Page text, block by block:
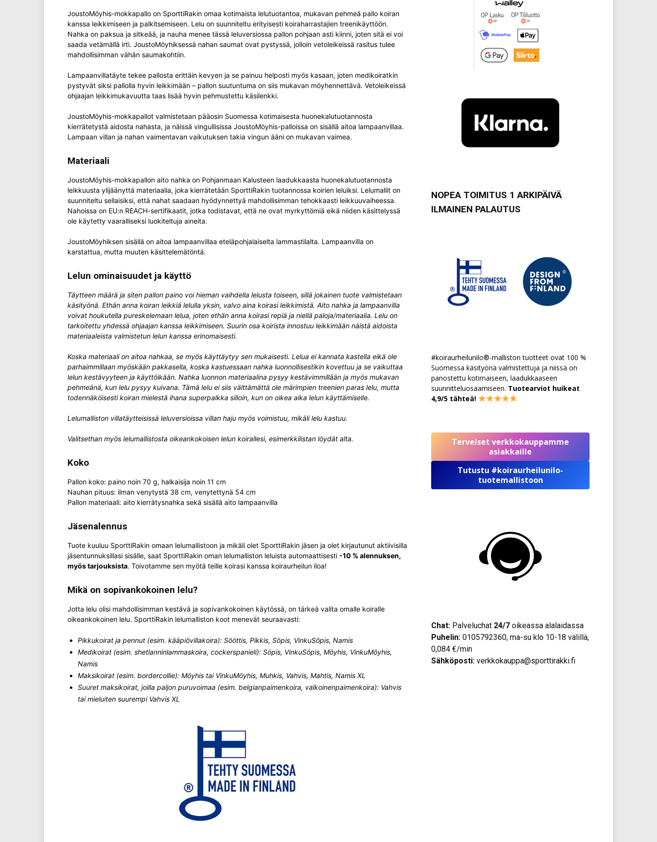
JoustoMöyhis-mokkapallo on SporttiRakin omaa kotimaista lelutuotantoa, mukavan pehmeä pallo koiran
kanssa leikkimiseen ja palkitsemiseen. Lelu on suunniteltu erityisesti koiraharrastajien treenikäyttöön.
Nahka on paksua ja sitkeää, ja nauha menee tässä leluversiossa pallon pohjaan asti kiinni, joten sitä ei voi
saada vetämällä irti. JoustoMöyhiksessä nahan saumat ovat pystyssä, jolloin vetoleikeissä rasitus tulee
mahdollisimman vähän saumakohtiin.
Lampaanvillatäyte tekee pallosta erittäin kevyen ja se painuu helposti myös kasaan, joten medikoiratkin
pystyvät siksi pallolla hyvin leikkimään – pallon suutuntuma on siis mukavan möyhennettävä. Vetoleikeissä
ohjaajan leikkimukavuutta taas lisää hyvin pehmustettu käsilenkki.
JoustoMöyhis-mokkapallot valmistetaan pääosin Suomessa kotimaisesta huonekalutuotannosta
kierrätetystä aidosta nahasta, ja näissä vingullisissa JoustoMöyhis-palloissa on sisällä aitoa lampaanvillaa.
Lampaan villan ja nahan vaimentavan vaikutuksen takia vingun ääni on mukavan vaimea.
Materiaali
JoustoMöyhis-mokkapallon aito nahka on Pohjanmaan Kalusteen laadukkaasta huonekalutuotannosta
leikkuusta ylijäänyttä materiaalia, joka kierrätetään SporttiRakin tuotannossa koirien leluiksi. Lelumallit on
suunniteltu sellaisiksi, että nahat saadaan hyödynnettyä mahdollisimman tehokkaasti leikkuuvaiheessa.
Nahoissa on EU:n REACH-sertifikaatit, jotka todistavat, että ne ovat myrkyttömiä eikä niiden käsittelyssä
ole käytetty vaaralliseksi luokiteltuja aineita.
JoustoMöyhiksen sisällä on aitoa lampaanvillaa eteläpohjalaiselta lammastilalta. Lampaanvilla on
karstattua, mutta muuten käsittelemätöntä.
Lelun ominaisuudet ja käyttö
Täytteen määrä ja siten pallon paino voi hieman vaihdella lelusta toiseen, sillä jokainen tuote valmistetaan
käsityönä. Ethän anna koiran leikkiä lelulla yksin, valvo aina koirasi leikkimistä. Aito nahka ja lampaanvilla
voivat houkutella pureskelemaan lelua, joten ethän anna koirasi repiä ja niellä paloja/materiaalia. Lelu on
tarkoitettu yhdessä ohjaajan kanssa leikkimiseen. Suurin osa koirista innostuu leikkimään näistä aidoista
materiaaleista valmistetun lelun kanssa erinomaisesti.
Koska materiaali on aitoa nahkaa, se myös käyttäytyy sen mukaisesti. Lelua ei kannata kastella eikä ole
parhaimmillaan myöskään pakkasella, koska kastuessaan nahka luonnollisestikin kovettuu ja se vaikuttaa
lelun kestävyyteen ja käyttöikään. Nahka luonnon materiaalina pysyy kestävimmillään ja myös mukavan
pehmeänä, kun lelu pysyy kuivana. Tämä lelu ei siis välttämättä ole märimpien treenien paras lelu, mutta
todennäköisesti koiran mielestä ihana superpalkka silloin, kun on oikea aika lelun käyttämiselle.
Lelumalliston villatäytteisissä leluversioissa villan haju myös voimistuu, mikäli lelu kastuu.
Valitsethan myös lelumallistosta oikeankokoisen lelun koirallesi, esimerkkilistan löydät alta.
Koko
Pallon koko: paino noin 70 g, halkaisija noin 11 cm
Nauhan pituus: ilman venytystä 38 cm, venytettynä 54 cm
Pallon materiaali: aito kierrätysnahka sekä sisällä aito lampaanvilla
Jäsenalennus
Tuote kuuluu SporttiRakin omaan lelumallistoon ja mikäli olet SporttiRakin jäsen ja olet kirjautunut aktiivisilla
jäsentunnuksillasi sisälle, saat SporttiRakin oman lelumalliston leluista automaattisesti -10 % alennuksen,
myös tarjouksista. Toivotamme sen myötä teille koirasi kanssa koiraurheilun iloa!
Mikä on sopivankokoinen lelu?
Jotta lelu olisi mahdollisimman kestävä ja sopivankokoinen käytössä, on tärkeä valita omalle koiralle
oikeankokoinen lelu. SporttiRakin lelumalliston koot menevät seuraavasti:
Pikkukoirat ja pennut (esim. kääpiövillakoira): Sööttis, Pikkis, Söpis, VinkuSöpis, Namis
Medikoirat (esim. shetlanninlammaskoira, cockerspanieli): Söpis, VinkuSöpis, Möyhis, VinkuMöyhis,
Namis
Maksikoirat (esim. bordercollie): Möyhis tai VinkuMöyhis, Muhkis, Vahvis, Mahtis, Namis XL
Suuret maksikoirat, joilla paljon puruvoimaa (esim. belgianpaimenkoira, valkoinenpaimenkoira): Vahvis
tai mieluiten suurempi Vahvis XL
NOPEA TOIMITUS 1 ARKIPÄIVÄ
ILMAINEN PALAUTUS
#koiraurheilunilo®-malliston tuotteet ovat 100 %
Suomessa käsityönä valmistettuja ja niissä on
panostettu kotimaiseen, laadukkaaseen
suunnitteluosaamiseen. Tuotearviot huikeat
4,9/5 tähteä!
Terveiset verkkokauppamme
asiakkaille
Tutustu #koiraurheilunilo-
tuotemallistoon
Chat: Palveluchat 24/7 oikeassa alalaidassa
Puhelin: 0105792360, ma-su klo 10-18 välillä,
0,084 €/min
Sähköposti: verkkokauppa@sporttirakki.fi